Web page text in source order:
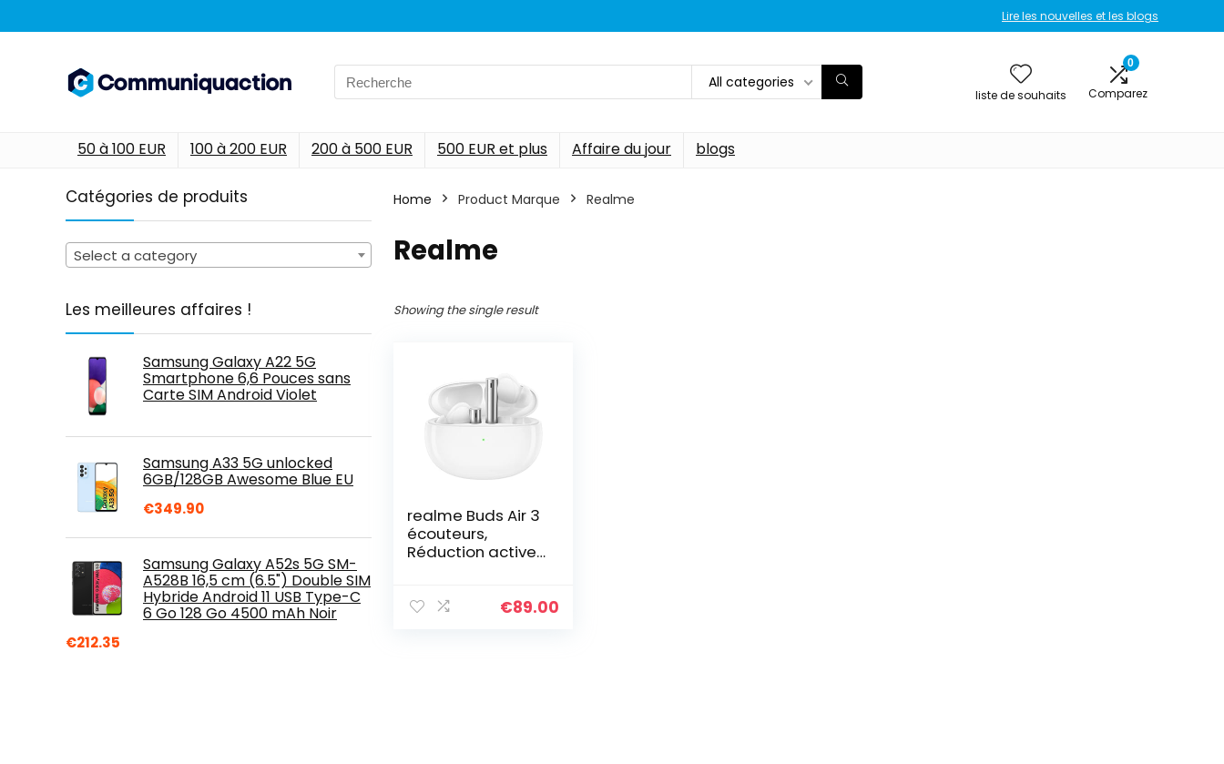
Lire les nouvelles et les blogs
Search
for:
All categories
liste de souhaits
0
Comparez
50 à 100 EUR 100 à 200 EUR 200 à 500 EUR 500 EUR et plus Affaire du jour blogs
Catégories de produits
Select a category
Les meilleures affaires !
Samsung Galaxy A22 5G
Smartphone 6,6 Pouces sans
Carte SIM Android Violet
Samsung A33 5G unlocked
6GB/128GB Awesome Blue EU
€349.90
Samsung Galaxy A52s 5G SM-
A528B 16,5 cm (6.5") Double SIM
Hybride Android 11 USB Type-C
6 Go 128 Go 4500 mAh Noir
€212.35
Home Product Marque ‎Realme
‎Realme
Showing the single result
realme Buds Air 3
écouteurs,
Réduction active
amplificateur de
€89.00